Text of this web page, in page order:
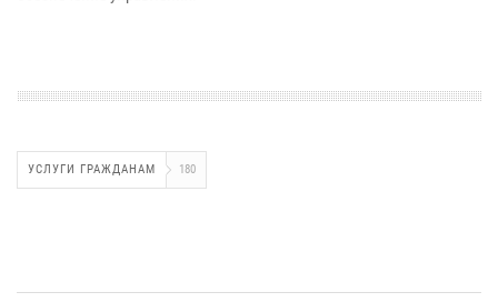
УСЛУГИ ГРАЖДАНАМ 180